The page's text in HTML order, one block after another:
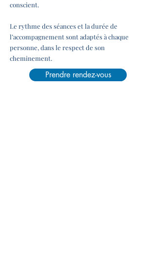
conscient.
Le rythme des séances et la durée de
l’accompagnement sont adaptés à chaque
personne, dans le respect de son
cheminement.
Prendre rendez-vous